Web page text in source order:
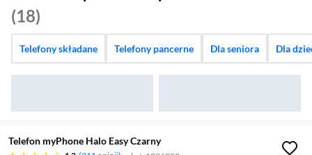
(18)
Telefony składane Telefony pancerne Dla seniora Dla
Telefon myPhone Halo Easy Czarny